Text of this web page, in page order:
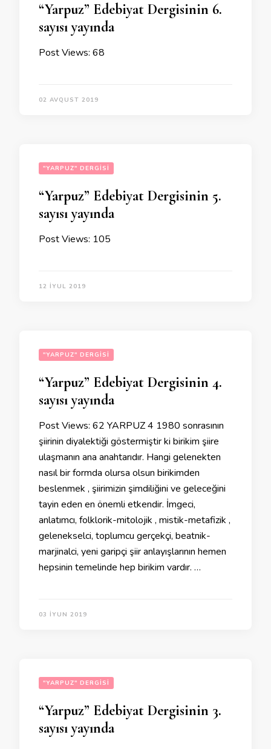
“Yarpuz” Edebiyat Dergisinin 6.
sayısı yayında
Post Views: 68
02 AVQUST 2019
"YARPUZ" DERGISI
“Yarpuz” Edebiyat Dergisinin 5.
sayısı yayında
Post Views: 105
12 İYUL 2019
"YARPUZ" DERGISI
“Yarpuz” Edebiyat Dergisinin 4.
sayısı yayında
Post Views: 62 YARPUZ 4 1980 sonrasının
şiirinin diyalektiği göstermiştir ki birikim şiire
ulaşmanın ana anahtarıdır. Hangi gelenekten
nasıl bir formda olursa olsun birikimden
beslenmek , şiirimizin şimdiliğini ve geleceğini
tayin eden en önemli etkendir. İmgeci,
anlatımcı, folklorik-mitolojik , mistik-metafizik ,
gelenekselci, toplumcu gerçekçi, beatnik-
marjinalci, yeni garipçi şiir anlayışlarının hemen
hepsinin temelinde hep birikim vardır. …
03 İYUN 2019
"YARPUZ" DERGISI
“Yarpuz” Edebiyat Dergisinin 3.
sayısı yayında